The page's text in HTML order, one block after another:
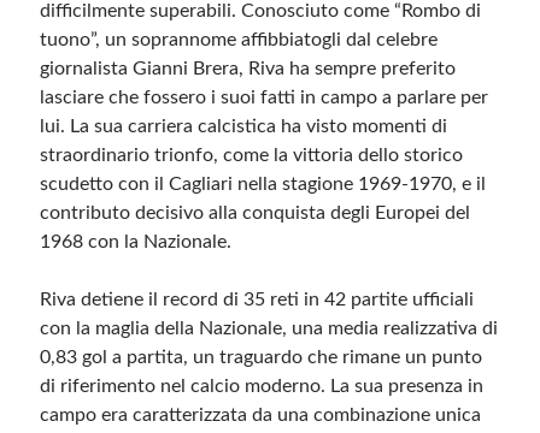
difficilmente superabili. Conosciuto come “Rombo di
tuono”, un soprannome affibbiatogli dal celebre
giornalista Gianni Brera, Riva ha sempre preferito
lasciare che fossero i suoi fatti in campo a parlare per
lui. La sua carriera calcistica ha visto momenti di
straordinario trionfo, come la vittoria dello storico
scudetto con il Cagliari nella stagione 1969-1970, e il
contributo decisivo alla conquista degli Europei del
1968 con la Nazionale.
Riva detiene il record di 35 reti in 42 partite ufficiali
con la maglia della Nazionale, una media realizzativa di
0,83 gol a partita, un traguardo che rimane un punto
di riferimento nel calcio moderno. La sua presenza in
campo era caratterizzata da una combinazione unica